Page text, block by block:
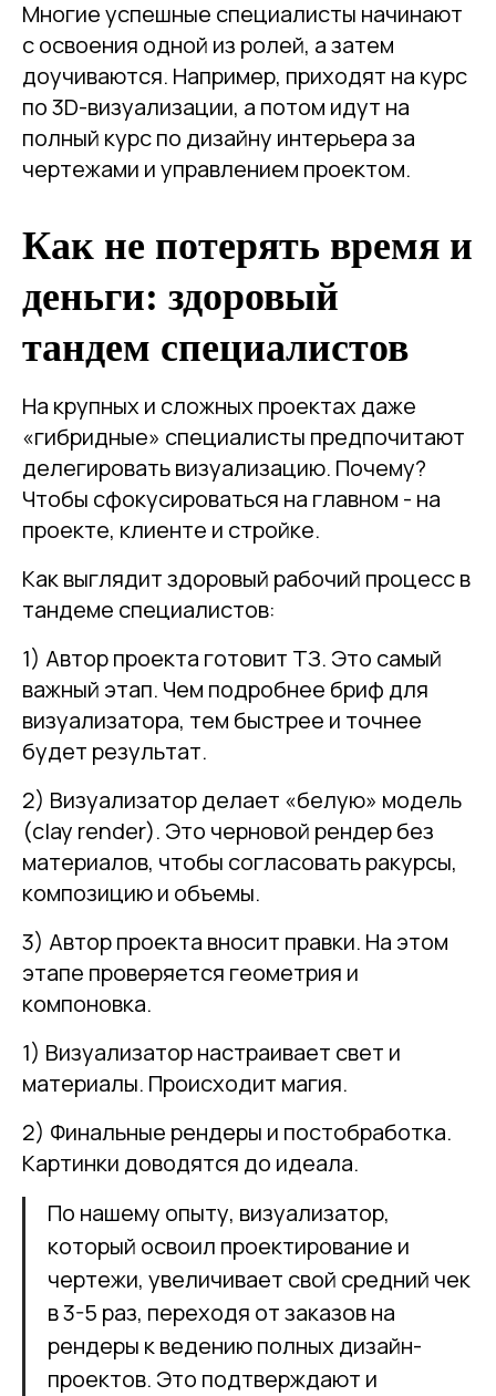
Многие успешные специалисты начинают
с освоения одной из ролей, а затем
доучиваются. Например, приходят на курс
по 3D-визуализации, а потом идут на
полный курс по дизайну интерьера за
чертежами и управлением проектом.
Как не потерять время и
деньги: здоровый
тандем специалистов
На крупных и сложных проектах даже
«гибридные» специалисты предпочитают
делегировать визуализацию. Почему?
Чтобы сфокусироваться на главном - на
проекте, клиенте и стройке.
Как выглядит здоровый рабочий процесс в
тандеме специалистов:
1) Автор проекта готовит ТЗ. Это самый
важный этап. Чем подробнее бриф для
визуализатора, тем быстрее и точнее
будет результат.
2) Визуализатор делает «белую» модель
(clay render). Это черновой рендер без
материалов, чтобы согласовать ракурсы,
композицию и объемы.
3) Автор проекта вносит правки. На этом
этапе проверяется геометрия и
компоновка.
1) Визуализатор настраивает свет и
материалы. Происходит магия.
2) Финальные рендеры и постобработка.
Картинки доводятся до идеала.
По нашему опыту, визуализатор,
который освоил проектирование и
чертежи, увеличивает свой средний чек
в 3-5 раз, переходя от заказов на
рендеры к ведению полных дизайн-
проектов. Это подтверждают и